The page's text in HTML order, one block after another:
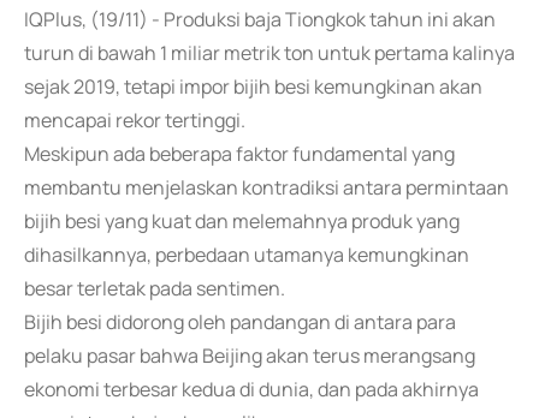
IQPlus, (19/11) - Produksi baja Tiongkok tahun ini akan
turun di bawah 1 miliar metrik ton untuk pertama kalinya
sejak 2019, tetapi impor bijih besi kemungkinan akan
mencapai rekor tertinggi.
Meskipun ada beberapa faktor fundamental yang
membantu menjelaskan kontradiksi antara permintaan
bijih besi yang kuat dan melemahnya produk yang
dihasilkannya, perbedaan utamanya kemungkinan
besar terletak pada sentimen.
Bijih besi didorong oleh pandangan di antara para
pelaku pasar bahwa Beijing akan terus merangsang
ekonomi terbesar kedua di dunia, dan pada akhirnya